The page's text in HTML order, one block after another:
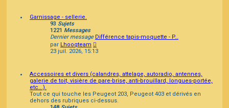
Garnissage - sellerie.
93 Sujets
1221 Messages
Dernier message Différence tapis-moquette - P…
par Lhooqteam
le
23 juil. 2026, 15:13
Accessoires et divers (calandres, attelage, autoradio, antennes,
galerie de toit, visière de pare-brise, anti-brouillard, longues-portée,
etc...).
Tout ce qui touche les Peugeot 203, Peugeot 403 et dérivés en
dehors des rubriques ci-dessus.